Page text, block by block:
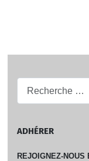
ADHÉRER
REJOIGNEZ-